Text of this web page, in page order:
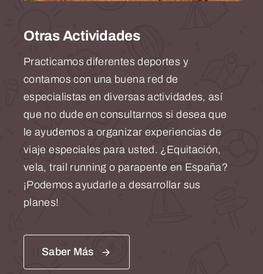
Otras Actividades
Practicamos diferentes deportes y
contamos con una buena red de
especialistas en diversas actividades, así
que no dude en consultarnos si desea que
le ayudemos a organizar experiencias de
viaje especiales para usted. ¿Equitación,
vela, trail running o parapente en España?
¡Podemos ayudarle a desarrollar sus
planes!
Saber Más